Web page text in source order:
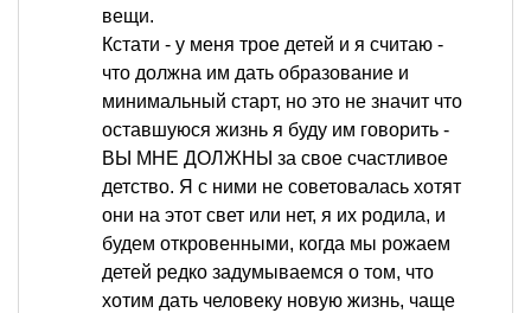
вещи.
Кстати - у меня трое детей и я считаю -
что должна им дать образование и
минимальный старт, но это не значит что
оставшуюся жизнь я буду им говорить -
ВЫ МНЕ ДОЛЖНЫ за свое счастливое
детство. Я с ними не советовалась хотят
они на этот свет или нет, я их родила, и
будем откровенными, когда мы рожаем
детей редко задумываемся о том, что
хотим дать человеку новую жизнь, чаще